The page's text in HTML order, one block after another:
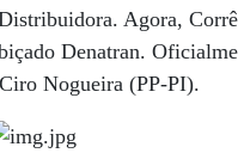
Agora,
Denatran.
Nogueira (PP-PI).